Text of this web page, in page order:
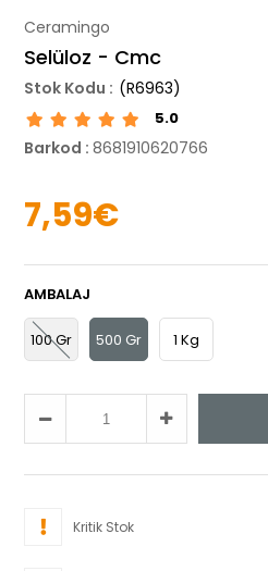
Ceramingo
Selüloz - Cmc
(R6963)
5.0
Barkod : 8681910620766
7,59€
AMBALAJ
100 Gr 500 Gr 1 Kg
Kritik Stok